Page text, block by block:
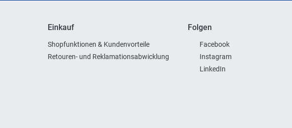
Einkauf
Shopfunktionen & Kundenvorteile
Retouren- und Reklamationsabwicklung
Folgen
Facebook
Instagram
LinkedIn